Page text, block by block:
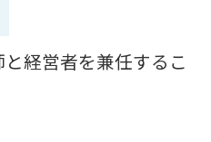
経営者を兼任するこ